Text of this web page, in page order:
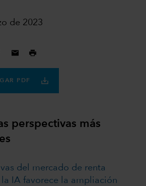
de 2023
PDF
perspectivas más
del mercado de renta
IA favorece la ampliación